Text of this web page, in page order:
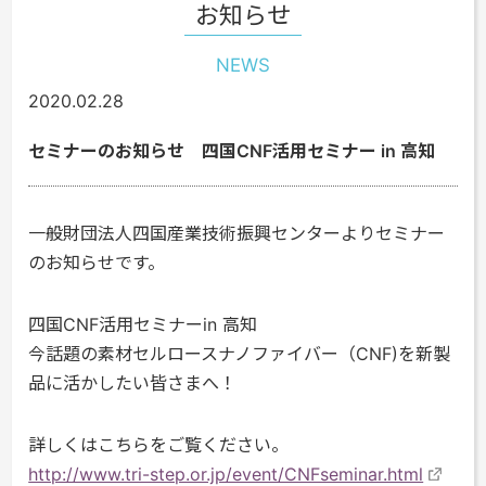
お知らせ
NEWS
2020.02.28
セミナーのお知らせ 四国CNF活用セミナー in 高知
一般財団法人四国産業技術振興センターよりセミナー
のお知らせです。
四国CNF活用セミナーin 高知
今話題の素材セルロースナノファイバー（CNF)を新製
品に活かしたい皆さまへ！
詳しくはこちらをご覧ください。
http://www.tri-step.or.jp/event/CNFseminar.html